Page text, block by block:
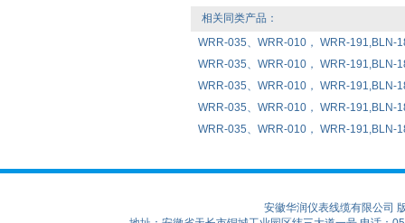
相关同类产品：
WRR-035、WRR-010， WRR-191,BLN-
WRR-035、WRR-010， WRR-191,BLN-
WRR-035、WRR-010， WRR-191,BLN-
WRR-035、WRR-010， WRR-191,BLN-
WRR-035、WRR-010， WRR-191,BLN-
安徽华润仪表线缆有限公司